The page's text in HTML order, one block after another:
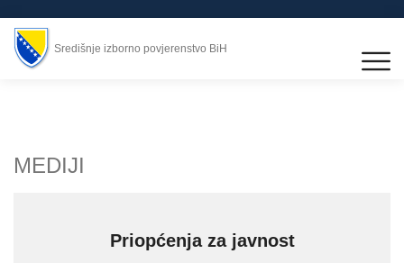
Središnje izborno povjerenstvo BiH
MEDIJI
Priopćenja za javnost